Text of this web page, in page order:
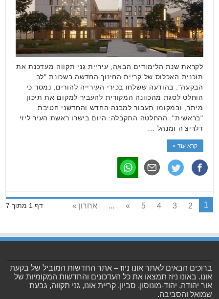
לקראת שנת הלימודים הבאה, עיריית גני תקווה מעדכנת את
תוכנית האכלוס של קריית החינוך החדשה בשכונת "לב
הבקעה". בהודעה ששלחו בכירי העירייה להורים, נמסר כי
הוחלט לסגת מהכוונה המקורית להעביר למקום את תיכון
מיתר, ובמקומו תעבור למבנה החדש והחדשני חטיבת
"בראשית". ההחלטה התקבלה: היום בישרו ראשת העיר ליזי
דלריצ’ה ומנהל …
קרא עוד »
דף 1 מתוך 7 1
2
3
4
5
»
... אחרון »
ברוכים הבאים לאתר אונו ניוז – אתר החדשות המוביל של בקעת
אונו. באונו ניוז תמצאו את כל העדכונים והחדשות המקומיות של
אור יהודה, יהוד-מונוסון, סביון, קריית אונו, גני תקווה, גבעת
שמואל והסביבה.